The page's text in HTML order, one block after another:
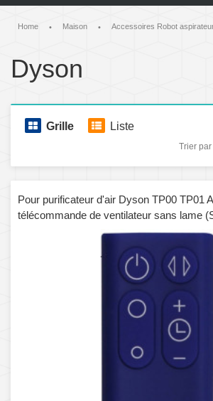
Home • Maison • Accessoires Robot
Dyson
Grille Liste
Trier par
Pour purificateur d'air Dyson TP00 TP01
télécommande de ventilateur sans lame